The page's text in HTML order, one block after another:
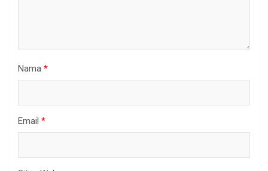
Nama *
Email *